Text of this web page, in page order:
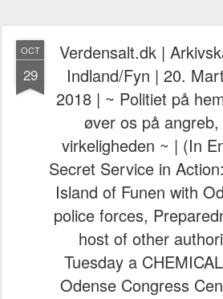
OCT
29
Verdensalt.dk |
Indland/Fyn | 20.
2018 | ~ Politiet på
øver os på
virkeligheden ~ | (In
Secret Service in
Island of Funen with
police forces,
host of other
Tuesday a
Odense Congress